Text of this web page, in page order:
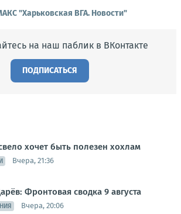
"Харьковская ВГА. Новости"
на наш паблик в ВКонтакте
ПОДПИСАТЬСЯ
хочет быть полезен хохлам
Вчера, 21:36
Фронтовая сводка 9 августа
Вчера, 20:06